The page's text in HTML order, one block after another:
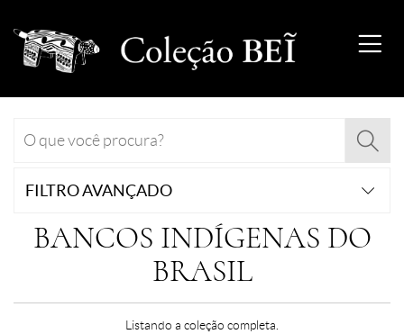
FILTRO AVANÇADO
BANCOS INDÍGENAS DO
BRASIL
Listando a coleção completa.